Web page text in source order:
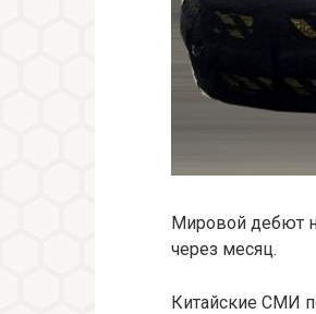
Мировой дебют
через месяц.
Китайские СМИ